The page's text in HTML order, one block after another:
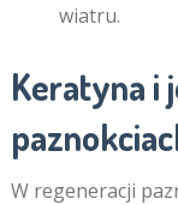
wiatru.
Keratyna i
W regeneracji